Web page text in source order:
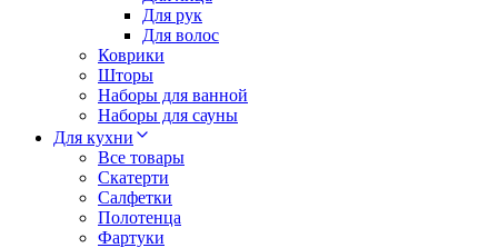
Для рук
Для волос
Коврики
Шторы
Наборы для ванной
Наборы для сауны
Для кухни
Все товары
Скатерти
Салфетки
Полотенца
Фартуки